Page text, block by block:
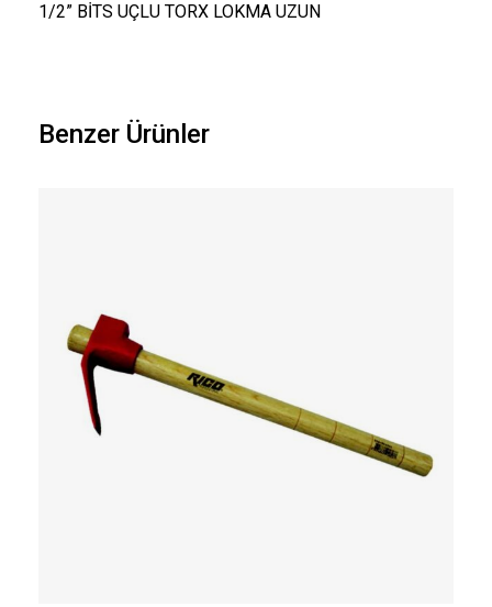
1/2” BİTS UÇLU TORX LOKMA UZUN
Benzer Ürünler